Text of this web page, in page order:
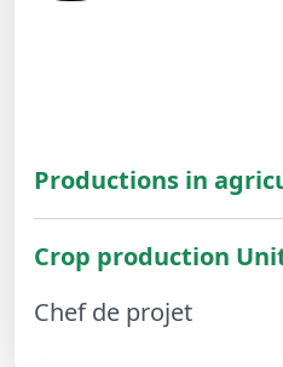
Productions in
Crop production
Chef de projet